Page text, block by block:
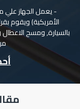
- يعمل الجهاز علي
الأمريكية) ويقوم
بالسيارة, ومسح